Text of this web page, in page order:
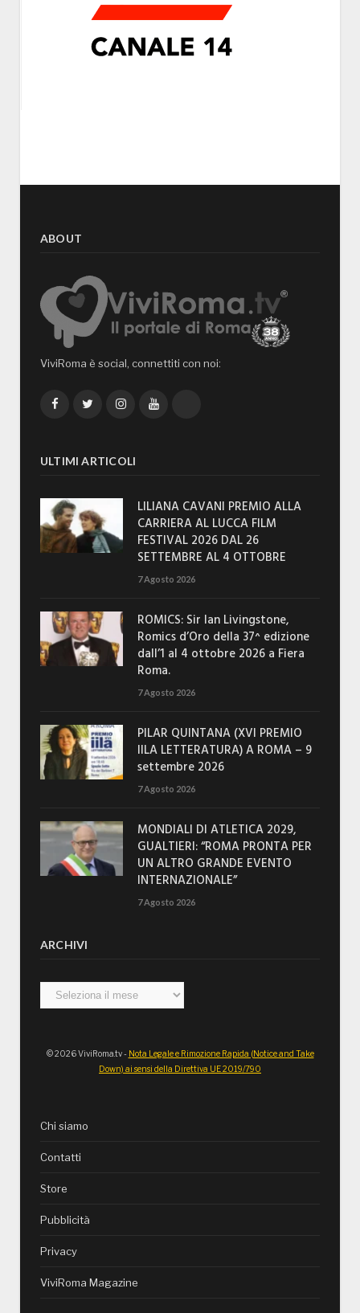
ABOUT
ViviRoma è social, connettiti con noi:
FacebookTwitterInstagramYouTube
ULTIMI ARTICOLI
LILIANA CAVANI PREMIO ALLA
CARRIERA AL LUCCA FILM
FESTIVAL 2026 DAL 26
SETTEMBRE AL 4 OTTOBRE
7 Agosto 2026
ROMICS: Sir Ian Livingstone,
Romics d’Oro della 37^ edizione
dall’1 al 4 ottobre 2026 a Fiera
Roma.
7 Agosto 2026
PILAR QUINTANA (XVI PREMIO
IILA LETTERATURA) A ROMA – 9
settembre 2026
7 Agosto 2026
MONDIALI DI ATLETICA 2029,
GUALTIERI: “ROMA PRONTA PER
UN ALTRO GRANDE EVENTO
INTERNAZIONALE”
7 Agosto 2026
ARCHIVI
Archivi
© 2026 ViviRoma.tv - Nota Legale e Rimozione Rapida (Notice and Take
Down) ai sensi della Direttiva UE 2019/790
Chi siamo
Contatti
Store
Pubblicità
Privacy
ViviRoma Magazine